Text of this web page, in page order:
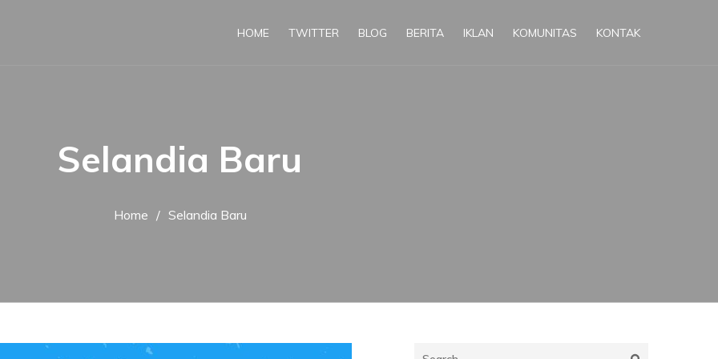
HOME TWITTER BLOG BERITA IKLAN KOMUNITAS KONTAK
Selandia Baru
Home Selandia Baru
Search